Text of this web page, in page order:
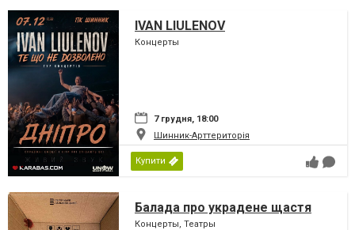
IVAN LIULENOV
Концерты
7 грудня, 18:00
Шинник-Арттериторія
Купити
Балада про украдене щастя
Концерты, Театры